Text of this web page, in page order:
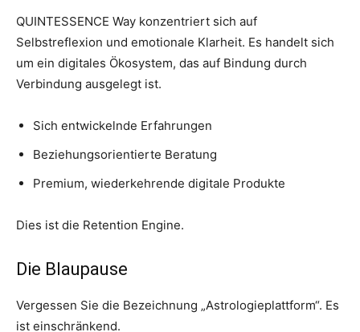
QUINTESSENCE Way konzentriert sich auf
Selbstreflexion und emotionale Klarheit. Es handelt sich
um ein digitales Ökosystem, das auf Bindung durch
Verbindung ausgelegt ist.
Sich entwickelnde Erfahrungen
Beziehungsorientierte Beratung
Premium, wiederkehrende digitale Produkte
Dies ist die Retention Engine.
Die Blaupause
Vergessen Sie die Bezeichnung „Astrologieplattform“. Es
ist einschränkend.